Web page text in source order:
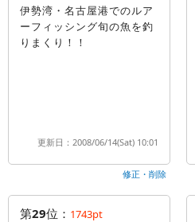
伊勢湾・名古屋港でのルア
ーフィッシング旬の魚を釣
りまくり！！
更新日：2008/06/14(Sat) 10:01
修正・削除
第29位： 1743pt